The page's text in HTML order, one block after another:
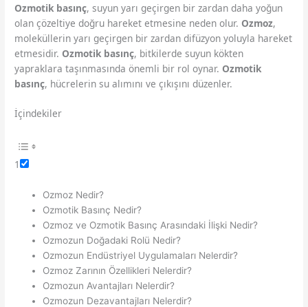
Ozmotik basınç, suyun yarı geçirgen bir zardan daha yoğun
olan çözeltiye doğru hareket etmesine neden olur. Ozmoz,
moleküllerin yarı geçirgen bir zardan difüzyon yoluyla hareket
etmesidir. Ozmotik basınç, bitkilerde suyun kökten
yapraklara taşınmasında önemli bir rol oynar. Ozmotik
basınç, hücrelerin su alımını ve çıkışını düzenler.
İçindekiler
1
Ozmoz Nedir?
Ozmotik Basınç Nedir?
Ozmoz ve Ozmotik Basınç Arasındaki İlişki Nedir?
Ozmozun Doğadaki Rolü Nedir?
Ozmozun Endüstriyel Uygulamaları Nelerdir?
Ozmoz Zarının Özellikleri Nelerdir?
Ozmozun Avantajları Nelerdir?
Ozmozun Dezavantajları Nelerdir?